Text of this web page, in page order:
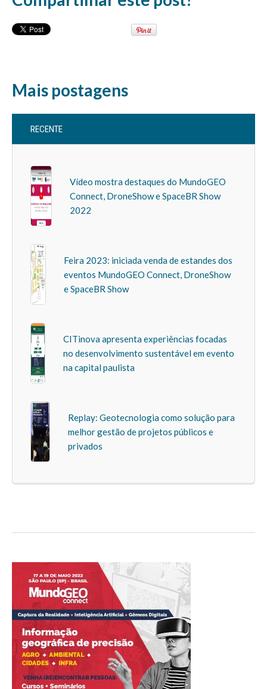
Mais postagens
RECENTE
Vídeo mostra destaques do MundoGEO
Connect, DroneShow e SpaceBR Show
2022
Feira 2023: iniciada venda de estandes dos
eventos MundoGEO Connect, DroneShow
e SpaceBR Show
CITinova apresenta experiências focadas
no desenvolvimento sustentável em evento
na capital paulista
Replay: Geotecnologia como solução para
melhor gestão de projetos públicos e
privados